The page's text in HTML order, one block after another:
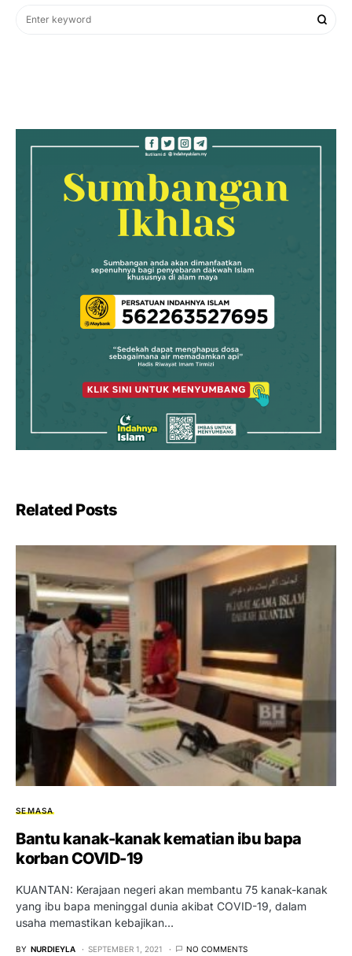
Related Posts
SEMASA
Bantu kanak-kanak kematian ibu bapa
korban COVID-19
KUANTAN: Kerajaan negeri akan membantu 75 kanak-kanak
yang ibu bapa meninggal dunia akibat COVID-19, dalam
usaha memastikan kebajikan…
BY NURDIEYLA SEPTEMBER 1, 2021 NO COMMENTS